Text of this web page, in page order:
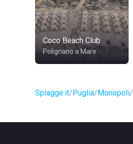
Coco Beach Club
Polignano a Mare
Spiagge.it Puglia Monopoli